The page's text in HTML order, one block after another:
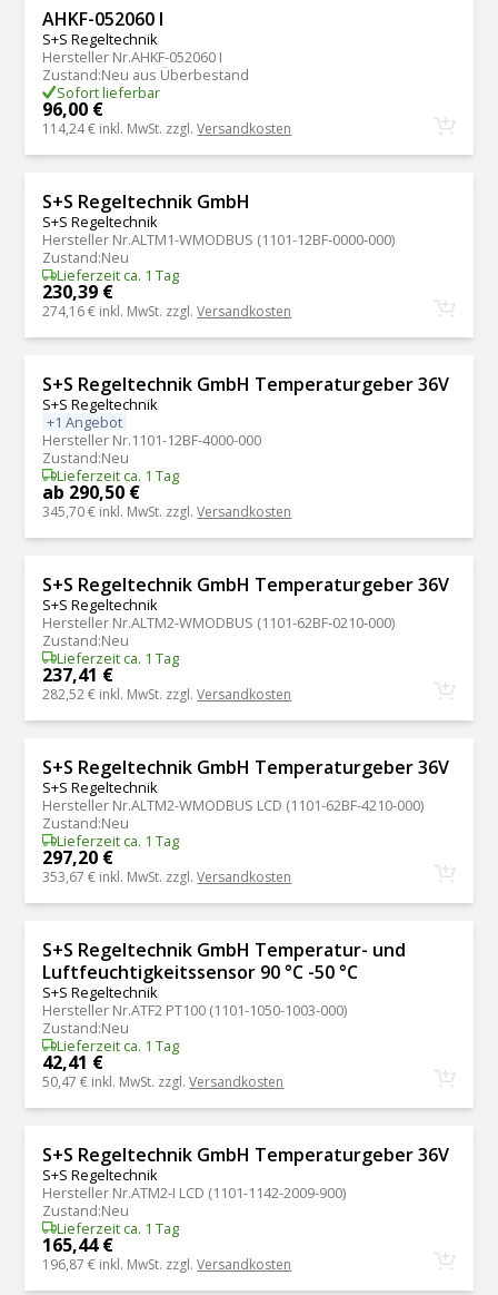
AHKF-052060 I
S+S Regeltechnik
Hersteller Nr.AHKF-052060 I
Zustand:Neu aus Überbestand
Sofort lieferbar
96,00 €
114,24 € inkl. MwSt. zzgl.Versandkosten
S+S Regeltechnik GmbH
S+S Regeltechnik
Hersteller Nr.ALTM1-WMODBUS (1101-12BF-0000-000)
Zustand:Neu
Lieferzeit ca. 1 Tag
230,39 €
274,16 € inkl. MwSt. zzgl.Versandkosten
S+S Regeltechnik GmbH Temperaturgeber 36V
S+S Regeltechnik
+1 Angebot
Hersteller Nr.1101-12BF-4000-000
Zustand:Neu
Lieferzeit ca. 1 Tag
ab 290,50 €
345,70 € inkl. MwSt. zzgl.Versandkosten
S+S Regeltechnik GmbH Temperaturgeber 36V
S+S Regeltechnik
Hersteller Nr.ALTM2-WMODBUS (1101-62BF-0210-000)
Zustand:Neu
Lieferzeit ca. 1 Tag
237,41 €
282,52 € inkl. MwSt. zzgl.Versandkosten
S+S Regeltechnik GmbH Temperaturgeber 36V
S+S Regeltechnik
Hersteller Nr.ALTM2-WMODBUS LCD (1101-62BF-4210-000)
Zustand:Neu
Lieferzeit ca. 1 Tag
297,20 €
353,67 € inkl. MwSt. zzgl.Versandkosten
S+S Regeltechnik GmbH Temperatur- und
Luftfeuchtigkeitssensor 90 °C -50 °C
S+S Regeltechnik
Hersteller Nr.ATF2 PT100 (1101-1050-1003-000)
Zustand:Neu
Lieferzeit ca. 1 Tag
42,41 €
50,47 € inkl. MwSt. zzgl.Versandkosten
S+S Regeltechnik GmbH Temperaturgeber 36V
S+S Regeltechnik
Hersteller Nr.ATM2-I LCD (1101-1142-2009-900)
Zustand:Neu
Lieferzeit ca. 1 Tag
165,44 €
196,87 € inkl. MwSt. zzgl.Versandkosten